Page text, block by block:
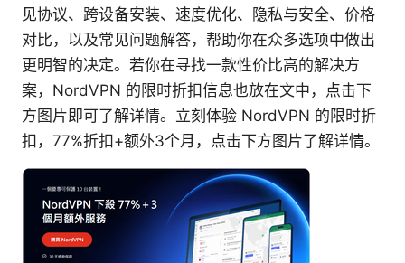
见协议、跨设备安装、速度优化、隐私与安全、价格
对比，以及常见问题解答，帮助你在众多选项中做出
更明智的决定。若你在寻找一款性价比高的解决方
案，NordVPN 的限时折扣信息也放在文中，点击下
方图片即可了解详情。立刻体验 NordVPN 的限时折
扣，77%折扣+额外3个月，点击下方图片了解详情。